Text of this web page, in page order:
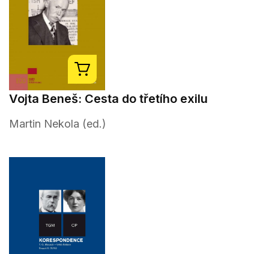
Vojta Beneš: Cesta do třetího exilu
Martin Nekola (ed.)